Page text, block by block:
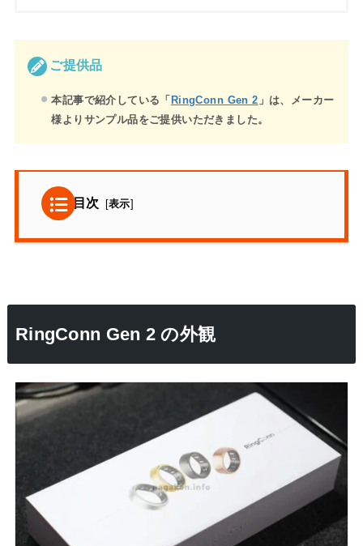
ご提供品
本記事で紹介している「 RingConn Gen 2 」は、メーカー
様よりサンプル品をご提供いただきました。
目次 [表示]
RingConn Gen 2 の外観